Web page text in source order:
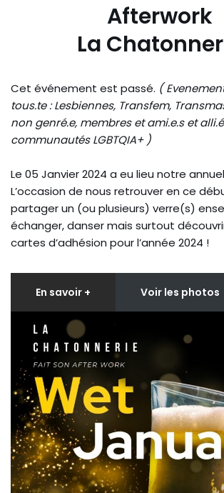
Afterwork
La
Cet événement est passé. (
tous.te : Lesbiennes, Transfem,
non genré.e, membres et ami.e.s et
communautés LGBTQIA+ )
Le 05 Janvier 2024 a eu lieu notre
L’occasion de nous retrouver en ce
partager un (ou plusieurs) verre(s)
échanger, danser mais surtout
cartes d’adhésion pour l’année 2024 !
En savoir + Voir les photos